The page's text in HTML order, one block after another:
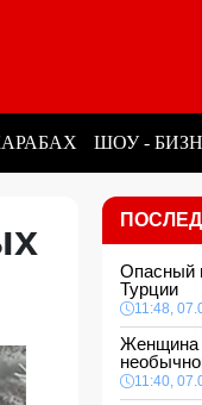
ШОУ -
Опасный
Турции
11:48,
Женщина
11:40,